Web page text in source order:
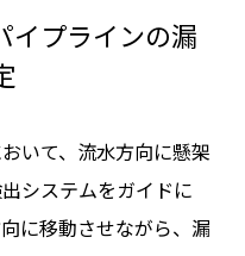
イプラインの漏
いて、流水方向に懸架
システムをガイドに
に移動させながら、漏